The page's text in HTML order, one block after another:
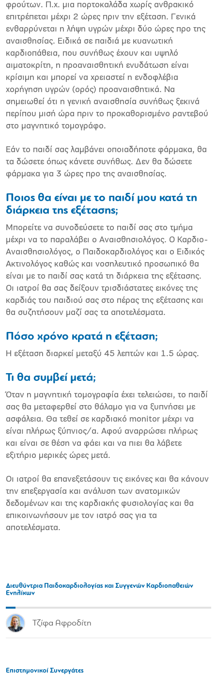
φρούτων. Π.χ. μια πορτοκαλάδα χωρίς ανθρακικό
επιτρέπεται μέχρι 2 ώρες πριν την εξέταση. Γενικά
ενθαρρύνεται η λήψη υγρών μέχρι δύο ώρες προ της
αναισθησίας. Ειδικά σε παιδιά με κυανωτική
καρδιοπάθεια, που συνήθως έχουν και υψηλό
αιματοκρίτη, η προαναισθητική ενυδάτωση είναι
κρίσιμη και μπορεί να χρειαστεί η ενδοφλέβια
χορήγηση υγρών (ορός) προαναισθητικά. Να
σημειωθεί ότι η γενική αναισθησία συνήθως ξεκινά
περίπου μισή ώρα πριν το προκαθορισμένο ραντεβού
στο μαγνητικό τομογράφο.
Εάν το παιδί σας λαμβάνει οποιαδήποτε φάρμακα, θα
τα δώσετε όπως κάνετε συνήθως. Δεν θα δώσετε
φάρμακα για 3 ώρες προ της αναισθησίας.
Ποιος θα είναι με το παιδί μου κατά τη
διάρκεια της εξέτασης;
Μπορείτε να συνοδεύσετε το παιδί σας στο τμήμα
μέχρι να το παραλάβει ο Αναισθησιολόγος. Ο Καρδιο-
Αναισθησιολόγος, ο Παιδοκαρδιολόγος και ο Ειδικός
Ακτινολόγος καθώς και νοσηλευτικό προσωπικό θα
είναι με το παιδί σας κατά τη διάρκεια της εξέτασης.
Οι ιατροί θα σας δείξουν τρισδιάστατες εικόνες της
καρδιάς του παιδιού σας στο πέρας της εξέτασης και
θα συζητήσουν μαζί σας τα αποτελέσματα.
Πόσο χρόνο κρατά η εξέταση;
Η εξέταση διαρκεί μεταξύ 45 λεπτών και 1.5 ώρας.
Τι θα συμβεί μετά;
Όταν η μαγνητική τομογραφία έχει τελειώσει, το παιδί
σας θα μεταφερθεί στο θάλαμο για να ξυπνήσει με
ασφάλεια. Θα τεθεί σε καρδιακό monitor μέχρι να
είναι πλήρως ξύπνιος/α. Αφού αναρρώσει πλήρως
και είναι σε θέση να φάει και να πιει θα λάβετε
εξιτήριο μερικές ώρες μετά.
Οι ιατροί θα επανεξετάσουν τις εικόνες και θα κάνουν
την επεξεργασία και ανάλυση των ανατομικών
δεδομένων και της καρδιακής φυσιολογίας και θα
επικοινωνήσουν με τον ιατρό σας για τα
αποτελέσματα.
Διευθύντρια Παιδοκαρδιολογίας και Συγγενών Καρδιοπαθειών
Ενηλίκων
Τζίφα Αφροδίτη
Επιστημονικοί Συνεργάτες